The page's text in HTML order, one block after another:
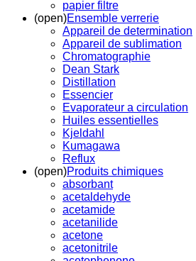
papier filtre
(open)Ensemble verrerie
Appareil de determination
Appareil de sublimation
Chromatographie
Dean Stark
Distillation
Essencier
Evaporateur a circulation
Huiles essentielles
Kjeldahl
Kumagawa
Reflux
(open)Produits chimiques
absorbant
acetaldehyde
acetamide
acetanilide
acetone
acetonitrile